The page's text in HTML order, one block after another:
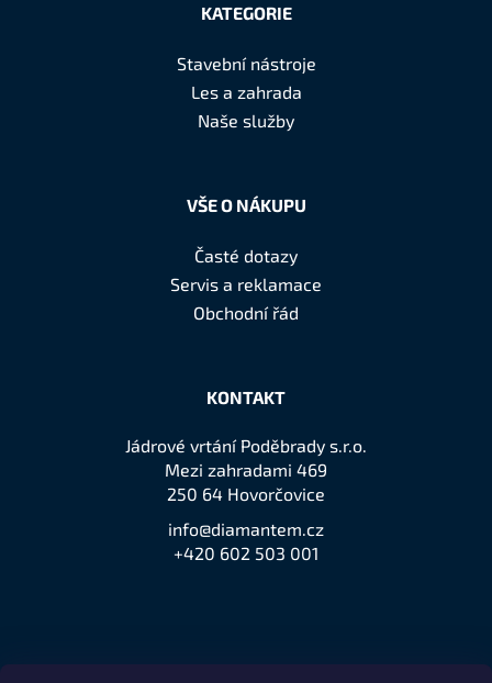
KATEGORIE
Stavební nástroje
Les a zahrada
Naše služby
VŠE O NÁKUPU
Časté dotazy
Servis a reklamace
Obchodní řád
KONTAKT
Jádrové vrtání Poděbrady s.r.o.
Mezi zahradami 469
250 64 Hovorčovice
info@diamantem.cz
+420 602 503 001